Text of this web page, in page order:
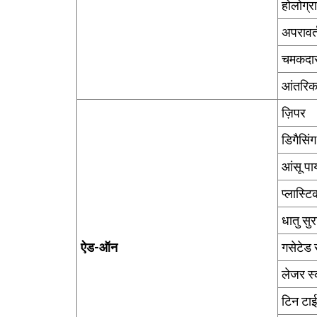
ऐड-ऑन
ज़िपर
आंसू
धातु
गसेटेड
लेजर
टिन टाई